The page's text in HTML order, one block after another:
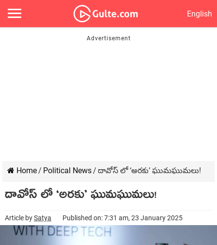
English
Home/ Political News/ దావోస్ లో ‘అరకు’ ఘుమఘుమలు!
దావోస్ లో ‘అరకు’ ఘుమఘుమలు!
Article bySatya Published on: 7:31 am, 23 January 2025